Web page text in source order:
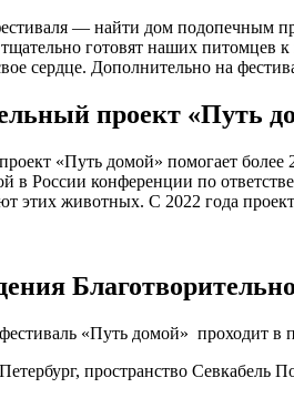
— найти дом подопечным
готовят наших питомцев
сердце. Дополнительно на
проект «Путь
«Путь домой» помогает
в России конференции по
этих животных. С 2022 года
«Путь домой» проходит в
пространство Севкабель